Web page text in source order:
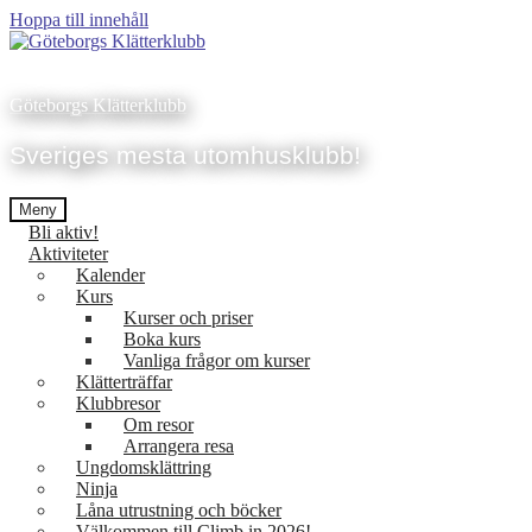
Hoppa till innehåll
Göteborgs Klätterklubb
Sveriges mesta utomhusklubb!
Meny
Bli aktiv!
Aktiviteter
Kalender
Kurs
Kurser och priser
Boka kurs
Vanliga frågor om kurser
Klätterträffar
Klubbresor
Om resor
Arrangera resa
Ungdomsklättring
Ninja
Låna utrustning och böcker